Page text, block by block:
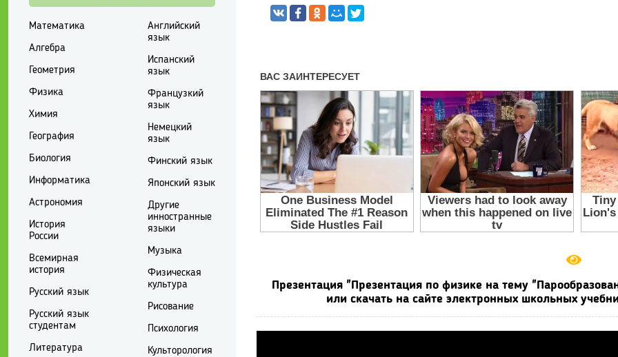
Презентация "Презентация по физике на тему
или скачать на сайте электронных школьных
Математика
Алгебра
Геометрия
Физика
Химия
География
Биология
Информатика
Астрономия
История
России
Всемирная
история
Русский язык
Русский язык
студентам
Литература
Английский
язык
Испанский
язык
Французкий
язык
Немецкий
язык
Финский язык
Японский язык
Другие
инностранные
языки
Музыка
Физическая
культура
Рисование
Психология
Культорология